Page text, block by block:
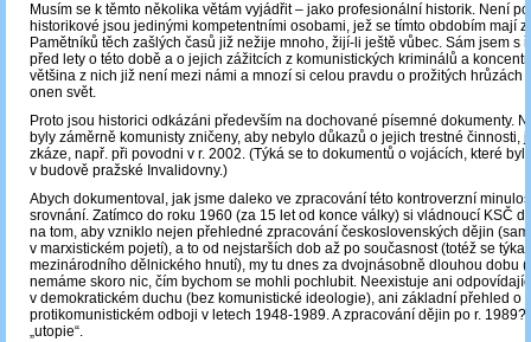
Musím se k těmto několika větám vyjádřit – jako profesionální historik. Není
historikové jsou jedinými kompetentními osobami, jež se tímto obdobím mají
Pamětníků těch zašlých časů již nežije mnoho, žijí-li ještě vůbec. Sám jsem s
před lety o této době a o jejich zážitcích z komunistických kriminálů a
většina z nich již není mezi námi a mnozí si celou pravdu o prožitých hrůzách
onen svět.
Proto jsou historici odkázáni především na dochované písemné dokumenty.
byly záměrně komunisty zničeny, aby nebylo důkazů o jejich trestné činnosti,
zkáze, např. při povodni v r. 2002. (Týká se to dokumentů o vojácích, které
v budově pražské Invalidovny.)
Abych dokumentoval, jak jsme daleko ve zpracování této kontroverzní
srovnání. Zatímco do roku 1960 (za 15 let od konce války) si vládnoucí KSČ
na tom, aby vzniklo nejen přehledné zpracování československých dějin
v marxistickém pojetí), a to od nejstarších dob až po současnost (totéž se
mezinárodního dělnického hnutí), my tu dnes za dvojnásobně dlouhou dobu
nemáme skoro nic, čím bychom se mohli pochlubit. Neexistuje ani
v demokratickém duchu (bez komunistické ideologie), ani základní přehled o
protikomunistickém odboji v letech 1948-1989. A zpracování dějin po r. 1989?
„utopie“.